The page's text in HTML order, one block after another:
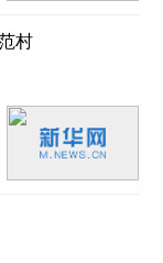
村